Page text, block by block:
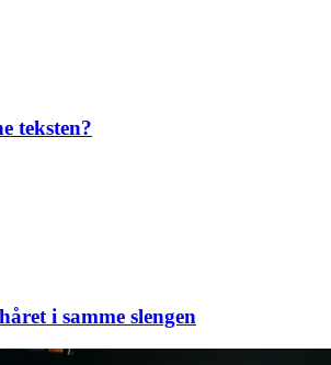
teksten?
i samme slengen